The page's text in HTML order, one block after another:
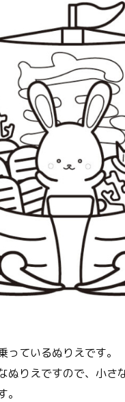
っているぬりえです。
ぬりえですので、小さ